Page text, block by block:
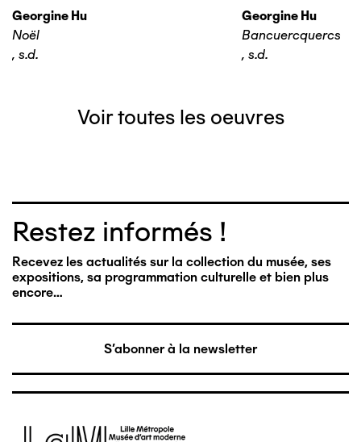
Georgine Hu
Noël
, s.d.
Georgine Hu
Bancuercquercs
, s.d.
Voir toutes les oeuvres
Restez informés !
Recevez les actualités sur la collection du musée, ses
expositions, sa programmation culturelle et bien plus
encore…
S'abonner à la newsletter
Image